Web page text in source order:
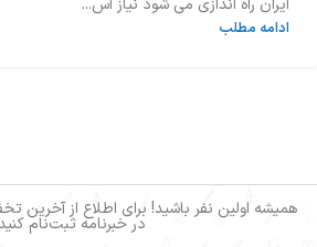
ایران راه اندازی می شود نیاز اس...
ادامه مطلب
همیشه اولین نفر باشید! برای اطلاع از آخرین
در خبرنامه ثبت‌نام